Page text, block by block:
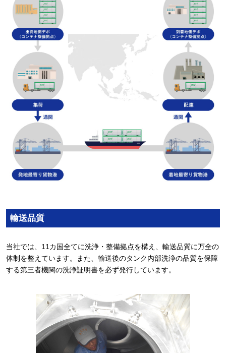
輸送品質
当社では、11カ国全てに洗浄・整備拠点を構え、輸送品質に万全の
体制を整えています。また、輸送後のタンク内部洗浄の品質を保障
する第三者機関の洗浄証明書を必ず発行しています。